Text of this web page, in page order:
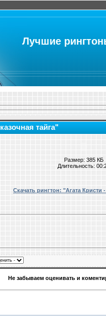
Лучшие
тайга"
Размер: 385 КБ
Длительность:
Скачать рингтон: "Агата Кристи
Не забываем оценивать и